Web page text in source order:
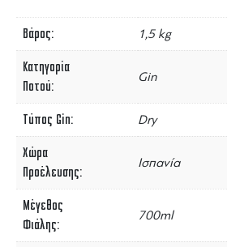
Βάρος 1,5 kg
Κατηγορία
Ποτού
Gin
Τύπος Gin Dry
Χώρα
Προέλευσης
Ισπανία
Μέγεθος
Φιάλης
700ml